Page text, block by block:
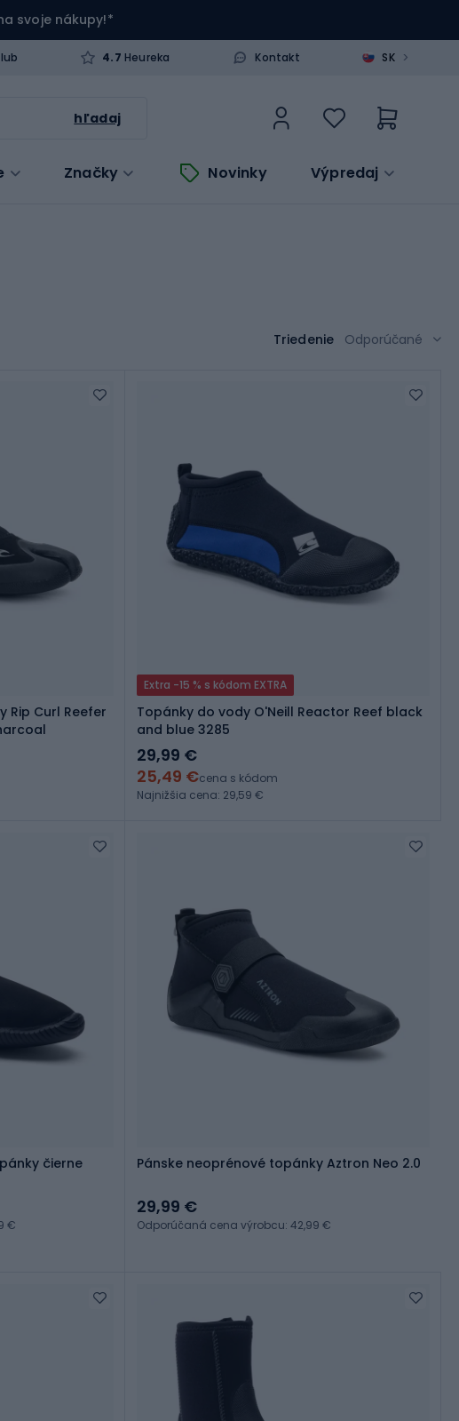
svoje nákupy!*
4.7 Heureka Kontakt SK >
hľadaj
Značky Novinky Výpredaj
Triedenie Odporúčané
Rip Curl Reefer
Extra -15 % s kódom EXTRA
Topánky do vody O'Neill Reactor Reef black
and blue 3285
29,99 €
25,49 €cena s kódom
Najnižšia cena: 29,59 €
čierne
€
Pánske neoprénové topánky Aztron Neo 2.0
29,99 €
Odporúčaná cena výrobcu: 42,99 €